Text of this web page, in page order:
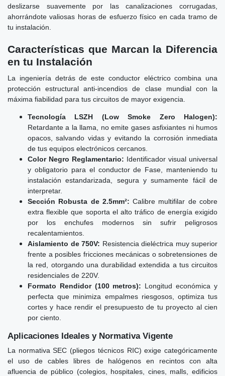
deslizarse suavemente por las canalizaciones corrugadas,
ahorrándote valiosas horas de esfuerzo físico en cada tramo de
tu instalación.
Características que Marcan la Diferencia
en tu Instalación
La ingeniería detrás de este conductor eléctrico combina una
protección estructural anti-incendios de clase mundial con la
máxima fiabilidad para tus circuitos de mayor exigencia.
Tecnología LSZH (Low Smoke Zero Halogen):
Retardante a la llama, no emite gases asfixiantes ni humos
opacos, salvando vidas y evitando la corrosión inmediata
de tus equipos electrónicos cercanos.
Color Negro Reglamentario: Identificador visual universal
y obligatorio para el conductor de Fase, manteniendo tu
instalación estandarizada, segura y sumamente fácil de
interpretar.
Sección Robusta de 2.5mm²: Calibre multifilar de cobre
extra flexible que soporta el alto tráfico de energía exigido
por los enchufes modernos sin sufrir peligrosos
recalentamientos.
Aislamiento de 750V: Resistencia dieléctrica muy superior
frente a posibles fricciones mecánicas o sobretensiones de
la red, otorgando una durabilidad extendida a tus circuitos
residenciales de 220V.
Formato Rendidor (100 metros): Longitud económica y
perfecta que minimiza empalmes riesgosos, optimiza tus
cortes y hace rendir el presupuesto de tu proyecto al cien
por ciento.
Aplicaciones Ideales y Normativa Vigente
La normativa SEC (pliegos técnicos RIC) exige categóricamente
el uso de cables libres de halógenos en recintos con alta
afluencia de público (colegios, hospitales, cines, malls, edificios